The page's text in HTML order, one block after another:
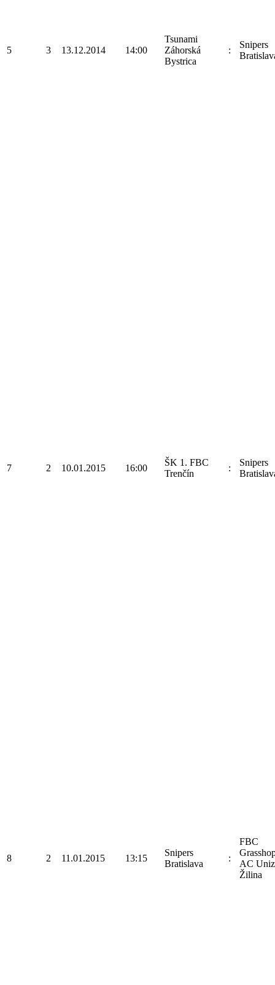
5 3 13.12.2014 14:00
Tsunami
Záhorská
Bystrica
:
Snipers
7 2 10.01.2015 16:00
ŠK 1. FBC
Trenčín
:
Snipers
8 2 11.01.2015 13:15
Snipers
Bratislava
:
FBC
AC
Žilina